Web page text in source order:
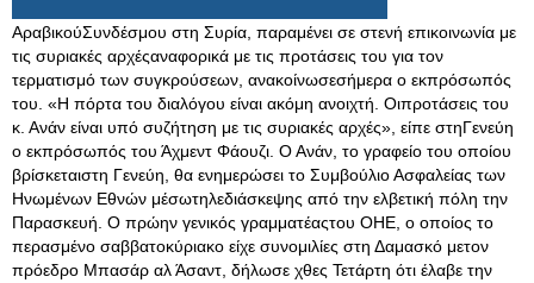
ΑραβικούΣυνδέσμου στη Συρία, παραμένει σε στενή επικοινωνία με
τις συριακές αρχέςαναφορικά με τις προτάσεις του για τον
τερματισμό των συγκρούσεων, ανακοίνωσεσήμερα ο εκπρόσωπός
του. «Η πόρτα του διαλόγου είναι ακόμη ανοιχτή. Οιπροτάσεις του
κ. Ανάν είναι υπό συζήτηση με τις συριακές αρχές», είπε στηΓενεύη
ο εκπρόσωπός του Άχμεντ Φάουζι. Ο Ανάν, το γραφείο του οποίου
βρίσκεταιστη Γενεύη, θα ενημερώσει το Συμβούλιο Ασφαλείας των
Ηνωμένων Εθνών μέσωτηλεδιάσκεψης από την ελβετική πόλη την
Παρασκευή. Ο πρώην γενικός γραμματέαςτου ΟΗΕ, ο οποίος το
περασμένο σαββατοκύριακο είχε συνομιλίες στη Δαμασκό μετον
πρόεδρο Μπασάρ αλ Άσαντ, δήλωσε χθες Τετάρτη ότι έλαβε την